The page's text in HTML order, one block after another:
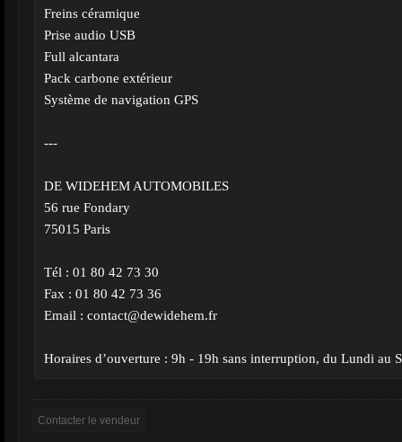
Freins céramique
Prise audio USB
Full alcantara
Pack carbone extérieur
Système de navigation GPS
---
DE WIDEHEM AUTOMOBILES
56 rue Fondary
75015 Paris
Tél : 01 80 42 73 30
Fax : 01 80 42 73 36
Email : contact@dewidehem.fr
Horaires d’ouverture : 9h - 19h sans interruption, du Lundi au